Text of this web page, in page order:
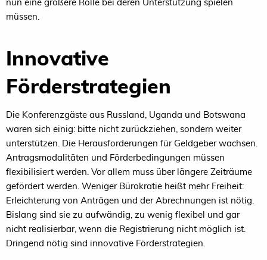
müssen.
Innovative
Förderstrategien
Die Konferenzgäste aus Russland, Uganda und Botswana
waren sich einig: bitte nicht zurückziehen, sondern weiter
unterstützen. Die Herausforderungen für Geldgeber wachsen.
Antragsmodalitäten und Förderbedingungen müssen
flexibilisiert werden. Vor allem muss über längere Zeiträume
gefördert werden. Weniger Bürokratie heißt mehr Freiheit:
Erleichterung von Anträgen und der Abrechnungen ist nötig.
Bislang sind sie zu aufwändig, zu wenig flexibel und gar
nicht realisierbar, wenn die Registrierung nicht möglich ist.
Dringend nötig sind innovative Förderstrategien.